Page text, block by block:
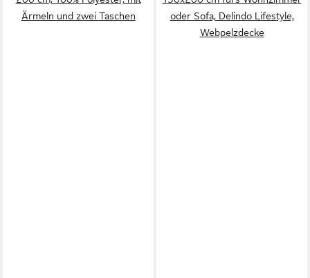
Ärmeln und zwei Taschen
oder Sofa, Delindo Lifestyle,
Webpelzdecke